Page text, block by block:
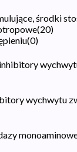
środki
(20)
(0)
wychwytu